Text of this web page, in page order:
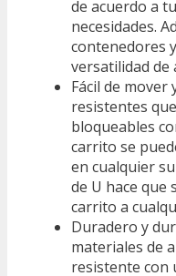
de acuerdo a
necesidades.
contenedores
versatilidad de
Fácil de mover
resistentes
bloqueables
carrito se
en cualquier
de U hace que
carrito a
Duradero y
materiales de
resistente con